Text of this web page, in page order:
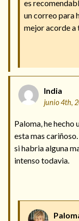
es
un correo para
mejor acorde a
India
junio 4th,
Paloma, he hecho
esta mas
si habria alguna
intenso todavia.